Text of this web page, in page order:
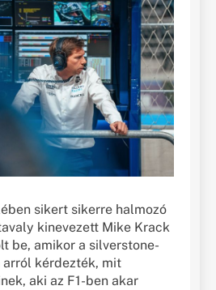
sikert sikerre halmozó
kinevezett Mike Krack
be, amikor a silverstone-
arról kérdezték, mit
aki az F1-ben akar